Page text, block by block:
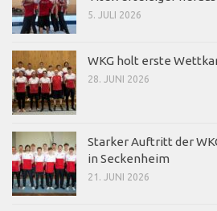
5. JULI 2026
WKG holt erste
28. JUNI 2026
Starker Auftritt der
in Seckenheim
21. JUNI 2026